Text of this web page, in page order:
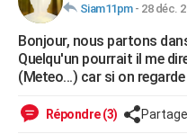
Retraite
Impôts
Epargne
Immobilier
Risques naturels par ville
Banque
Assurance
Crédit
AUTO
Essais
Réserver un essai
Citadines
Berlines
SUV
Forum auto
+HIGH-TECH
Mobiles
Meilleur smartphone
Internet
Ordinateurs
Jeux vidéo
Guide high-tech
+BRICOLAGE
Forum
Aménagement intérieur
Extérieur
Cuisine
Salle de bains
Jardinage
Rangement
WEEK-END
Siam11pm- 28 déc.
Bonjour, nous partons
Quelqu'un pourrait il me
(Meteo...) car si on
Répondre (3)